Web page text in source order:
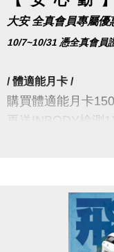
※寶礦力數量有限，送完為止。
※入場後，於體適能櫃台出示
完成，逾期將不受理。
全票，如須使用優惠，敬請至
※進入體適能須滿16歲(含)以
INBODY測量，兩
(原價250元/人，
大安 全真會員專屬優
10/7~10/31 憑全真會員
/ 體適能月卡 /
購買體適能月卡
再送INBODY檢測1
含INBODY檢測1
※僅一位代表出示